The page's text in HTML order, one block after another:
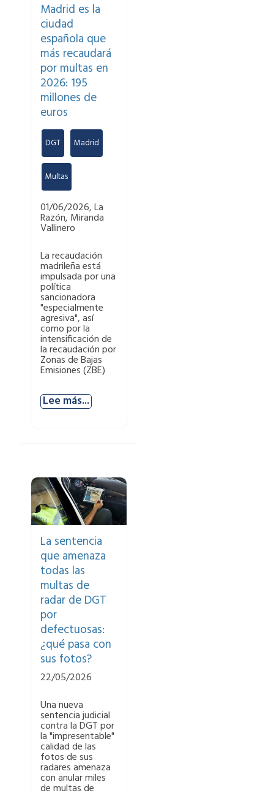
Madrid es la
ciudad
española que
más recaudará
por multas en
2026: 195
millones de
euros
DGT Madrid
Multas
01/06/2026, La
Razón, Miranda
Vallinero
La recaudación
madrileña está
impulsada por una
política
sancionadora
"especialmente
agresiva", así
como por la
intensificación de
la recaudación por
Zonas de Bajas
Emisiones (ZBE)
Lee más...
La sentencia
que amenaza
todas las
multas de
radar de DGT
por
defectuosas:
¿qué pasa con
sus fotos?
22/05/2026
Una nueva
sentencia judicial
contra la DGT por
la "impresentable"
calidad de las
fotos de sus
radares amenaza
con anular miles
de multas de